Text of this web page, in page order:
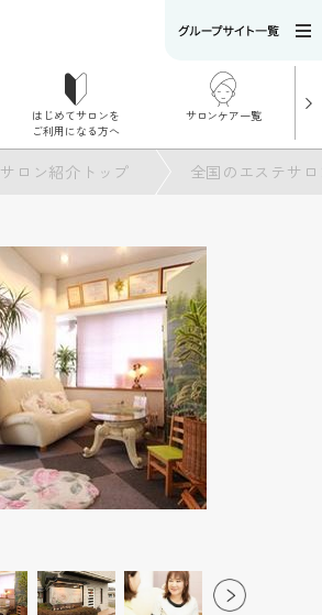
はじめてサロンを
ご利用になる方へ
サロンケア一覧
ュー
施術別で探す
お悩み別で探す
角質ケア
角質ケア｜ポレーシ
毛穴洗浄
毛穴洗浄＆リフトア
ハーブトリートメン
ト
サロン紹介トップ 全国のエステサ